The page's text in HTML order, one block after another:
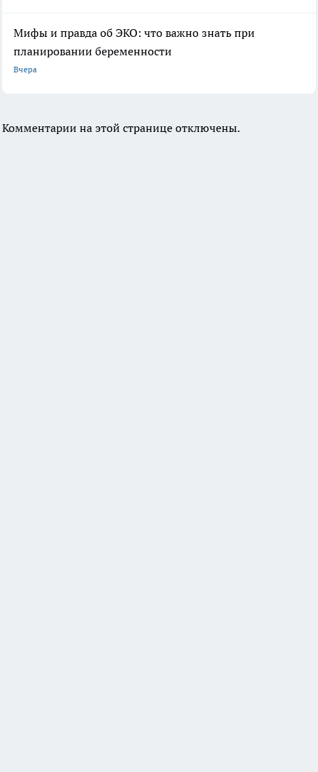
Мифы и правда об ЭКО: что важно знать при
планировании беременности
Вчера
Комментарии на этой странице отключены.